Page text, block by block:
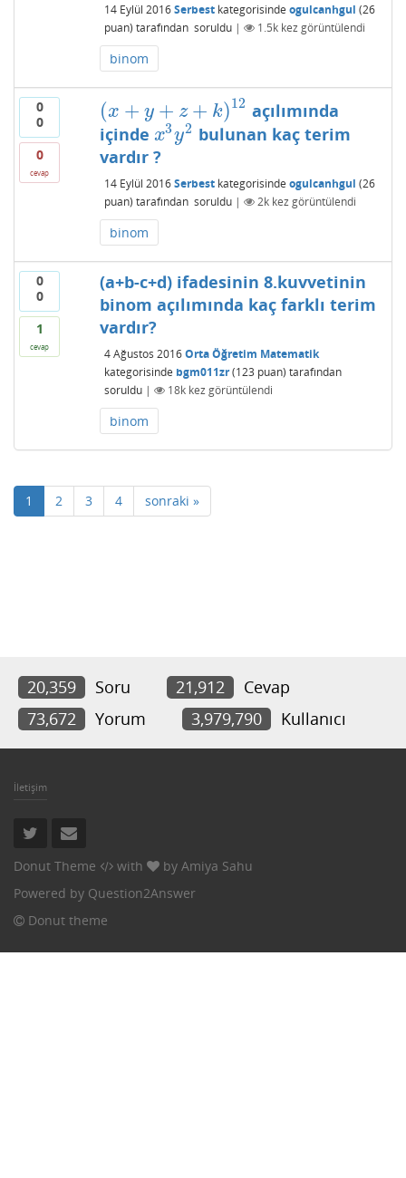
14 Eylül 2016 Serbestkategorisinde ogulcanhgul (26
puan) tarafından soruldu | 1.5kkez görüntülendi
binom
0
0
0
cevap
(x + y + z + k)12
(x+ y+z+ k)12
açılımında
içinde x3y2
x3y2 bulunan kaç terim
vardır ?
14 Eylül 2016 Serbestkategorisinde ogulcanhgul (26
puan) tarafından soruldu | 2kkez görüntülendi
binom
0
0
1
cevap
(a+b-c+d) ifadesinin 8.kuvvetinin
binom açılımında kaç farklı terim
vardır?
4 Ağustos 2016 Orta Öğretim Matematik
kategorisinde bgm011zr (123 puan) tarafından
soruldu | 18kkez görüntülendi
binom
1 2 3 4 sonraki »
20,359 Soru 21,912
Cevap
73,672
Yorum 3,979,790 Kullanıcı
İletişim
Donut Theme with by Amiya Sahu
Powered by Question2Answer
Donut theme